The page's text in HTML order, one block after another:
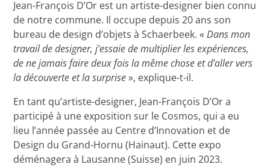
Jean-François D’Or est un artiste-designer bien connu
de notre commune. Il occupe depuis 20 ans son
bureau de design d’objets à Schaerbeek. «Dans mon
travail de designer, j’essaie de multiplier les expériences,
de ne jamais faire deux fois la même chose et d’aller vers
la découverte et la surprise», explique-t-il.
En tant qu’artiste-designer, Jean-François D’Or a
participé à une exposition sur le Cosmos, qui a eu
lieu l’année passée au Centre d’Innovation et de
Design du Grand-Hornu (Hainaut). Cette expo
déménagera à Lausanne (Suisse) en juin 2023.